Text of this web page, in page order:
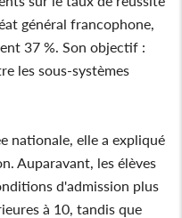
général francophone,
37 %. Son objectif :
les sous-systèmes
nationale, elle a expliqué
Auparavant, les élèves
d'admission plus
à 10, tandis que